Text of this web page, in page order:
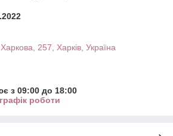
257, Харків, Україна
з 09:00 до 18:00
роботи